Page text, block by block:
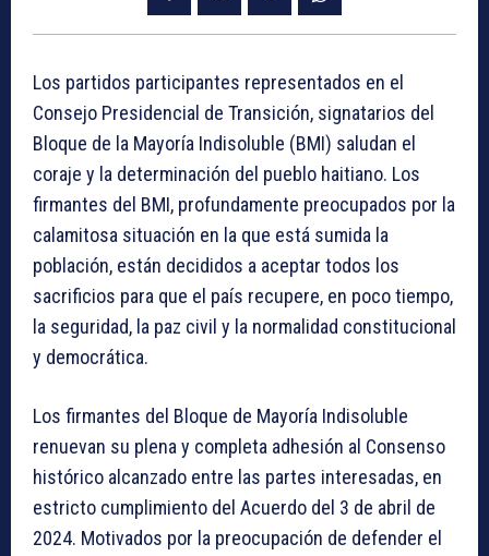
Los partidos participantes representados en el
Consejo Presidencial de Transición, signatarios del
Bloque de la Mayoría Indisoluble (BMI) saludan el
coraje y la determinación del pueblo haitiano. Los
firmantes del BMI, profundamente preocupados por la
calamitosa situación en la que está sumida la
población, están decididos a aceptar todos los
sacrificios para que el país recupere, en poco tiempo,
la seguridad, la paz civil y la normalidad constitucional
y democrática.
Los firmantes del Bloque de Mayoría Indisoluble
renuevan su plena y completa adhesión al Consenso
histórico alcanzado entre las partes interesadas, en
estricto cumplimiento del Acuerdo del 3 de abril de
2024. Motivados por la preocupación de defender el